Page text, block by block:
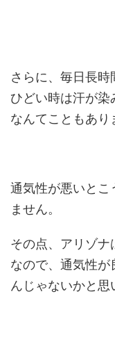
さらに、毎日長時
ひどい時は汗が染
なんてこともあり
通気性が悪いとこ
ません。
その点、アリゾ
なので、通気性が
んじゃないかと思